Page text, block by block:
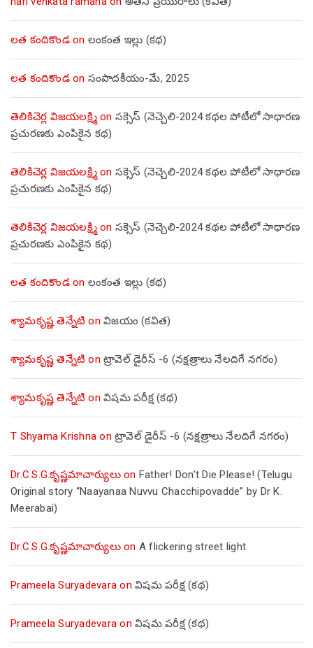
లత కందికొండon లంకంత ఇల్లు (కథ)
లత కందికొండon సంపాదకీయం-మే, 2025
తెలికిచెర్ల విజయలక్ష్మిon సక్సెస్ (నెచ్చెలి-2024 కథల పోటీలో సాధారణ
ప్రచురణకు ఎంపికైన కథ)
తెలికిచెర్ల విజయలక్ష్మిon సక్సెస్ (నెచ్చెలి-2024 కథల పోటీలో సాధారణ
ప్రచురణకు ఎంపికైన కథ)
తెలికిచెర్ల విజయలక్ష్మిon సక్సెస్ (నెచ్చెలి-2024 కథల పోటీలో సాధారణ
ప్రచురణకు ఎంపికైన కథ)
లత కందికొండon లంకంత ఇల్లు (కథ)
శ్యామకృష్ణ తెన్నేటి on విజయం (కవిత)
శ్యామకృష్ణ తెన్నేటి on ట్రావెల్ డైరీస్ -6 (నక్షత్రాలు నేలదిగే నగరం)
శ్యామకృష్ణ తెన్నేటి on విషమ పరీక్ష (క‌థ‌)
T Shyama Krishna on ట్రావెల్ డైరీస్ -6 (నక్షత్రాలు నేలదిగే నగరం)
Dr.C.S.G.కృష్ణమాచార్యులుon Father! Don’t Die Please! (Telugu
Original story “Naayanaa Nuvvu Chacchipovadde” by Dr K.
Meerabai)
Dr.C.S.G.కృష్ణమాచార్యులుon A flickering street light
Prameela Suryadevara on విషమ పరీక్ష (క‌థ‌)
Prameela Suryadevara on విషమ పరీక్ష (క‌థ‌)